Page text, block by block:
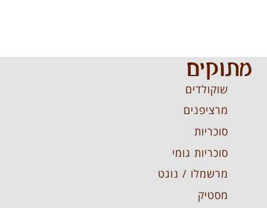
מתוקים
שוקולדים
מרציפנים
סוכריות
סוכריות גומי
מרשמלו / נוגט
מסטיק